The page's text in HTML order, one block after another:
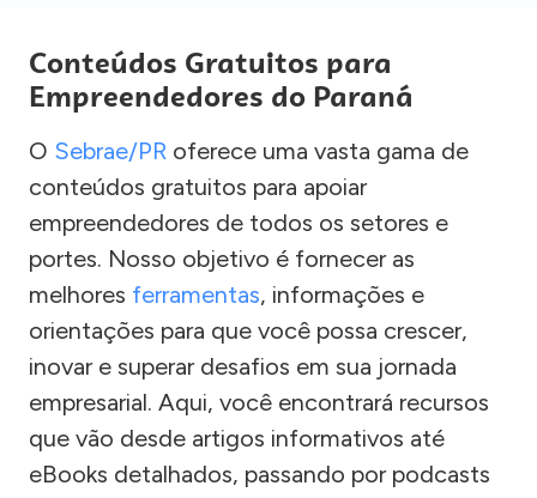
Conteúdos Gratuitos para
Empreendedores do Paraná
O Sebrae/PR oferece uma vasta gama de
conteúdos gratuitos para apoiar
empreendedores de todos os setores e
portes. Nosso objetivo é fornecer as
melhores ferramentas, informações e
orientações para que você possa crescer,
inovar e superar desafios em sua jornada
empresarial. Aqui, você encontrará recursos
que vão desde artigos informativos até
eBooks detalhados, passando por podcasts